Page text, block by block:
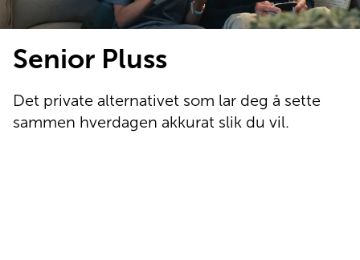
Senior Pluss
Det private alternativet som lar deg å sette
sammen hverdagen akkurat slik du vil.